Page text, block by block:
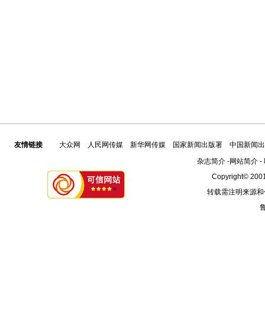
友情链接 大众网 人民网传媒 新华网传媒 国家新闻出版署
中国新闻
杂志简介-网站简介-
Copyright©
转载需注明来源